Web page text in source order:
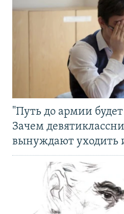
"Путь до армии
Зачем
вынуждают уходить